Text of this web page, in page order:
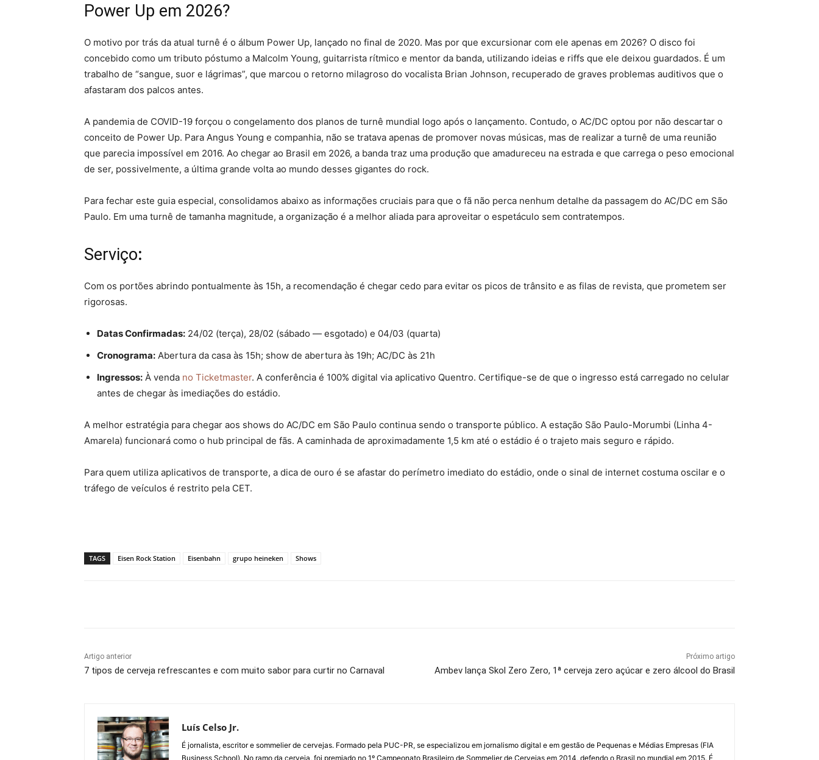
Power Up em 2026?
O motivo por trás da atual turnê é o álbum Power Up, lançado no final de 2020. Mas por que excursionar com ele apenas em 2026? O disco foi
concebido como um tributo póstumo a Malcolm Young, guitarrista rítmico e mentor da banda, utilizando ideias e riffs que ele deixou guardados. É um
trabalho de “sangue, suor e lágrimas”, que marcou o retorno milagroso do vocalista Brian Johnson, recuperado de graves problemas auditivos que o
afastaram dos palcos antes.
A pandemia de COVID-19 forçou o congelamento dos planos de turnê mundial logo após o lançamento. Contudo, o AC/DC optou por não descartar o
conceito de Power Up. Para Angus Young e companhia, não se tratava apenas de promover novas músicas, mas de realizar a turnê de uma reunião
que parecia impossível em 2016. Ao chegar ao Brasil em 2026, a banda traz uma produção que amadureceu na estrada e que carrega o peso emocional
de ser, possivelmente, a última grande volta ao mundo desses gigantes do rock.
Para fechar este guia especial, consolidamos abaixo as informações cruciais para que o fã não perca nenhum detalhe da passagem do AC/DC em São
Paulo. Em uma turnê de tamanha magnitude, a organização é a melhor aliada para aproveitar o espetáculo sem contratempos.
Serviço:
Com os portões abrindo pontualmente às 15h, a recomendação é chegar cedo para evitar os picos de trânsito e as filas de revista, que prometem ser
rigorosas.
Datas Confirmadas: 24/02 (terça), 28/02 (sábado — esgotado) e 04/03 (quarta)
Cronograma: Abertura da casa às 15h; show de abertura às 19h; AC/DC às 21h
Ingressos: À venda no Ticketmaster. A conferência é 100% digital via aplicativo Quentro. Certifique-se de que o ingresso está carregado no celular
antes de chegar às imediações do estádio.
A melhor estratégia para chegar aos shows do AC/DC em São Paulo continua sendo o transporte público. A estação São Paulo-Morumbi (Linha 4-
Amarela) funcionará como o hub principal de fãs. A caminhada de aproximadamente 1,5 km até o estádio é o trajeto mais seguro e rápido.
Para quem utiliza aplicativos de transporte, a dica de ouro é se afastar do perímetro imediato do estádio, onde o sinal de internet costuma oscilar e o
tráfego de veículos é restrito pela CET.
TAGS Eisen Rock Station Eisenbahn grupo heineken Shows
Artigo anterior
7 tipos de cerveja refrescantes e com muito sabor para curtir no Carnaval
Próximo artigo
Ambev lança Skol Zero Zero, 1ª cerveja zero açúcar e zero álcool do Brasil
Luís Celso Jr.
É jornalista, escritor e sommelier de cervejas. Formado pela PUC-PR, se especializou em jornalismo digital e em gestão de Pequenas e Médias Empresas (FIA
Business School). No ramo da cerveja, foi premiado no 1º Campeonato Brasileiro de Sommelier de Cervejas em 2014, defendo o Brasil no mundial em 2015. É